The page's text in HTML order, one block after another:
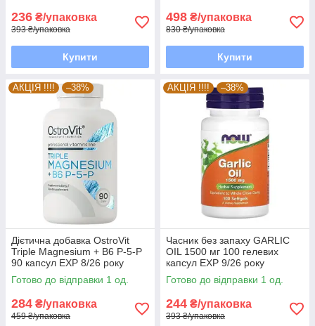
236 ₴/упаковка
393 ₴/упаковка
Купити
498 ₴/упаковка
830 ₴/упаковка
Купити
АКЦІЯ !!!! –38%
Дієтична добавка OstroVit
Triple Magnesium + B6 P-5-P
90 капсул EXP 8/26 року
включно
Готово до відправки 1 од.
284 ₴/упаковка
459 ₴/упаковка
АКЦІЯ !!!! –38%
Часник без запаху GARLIC
OIL 1500 мг 100 гелевих
капсул EXP 9/26 року
включно
Готово до відправки 1 од.
244 ₴/упаковка
393 ₴/упаковка